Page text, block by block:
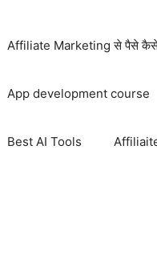
Affiliate Marketing से पैसे कैसे
App development course
Best AI Tools